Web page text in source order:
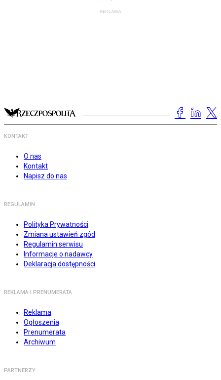
KONTAKT
O nas
Kontakt
Napisz do nas
REGULAMIN
Polityka Prywatności
Zmiana ustawień zgód
Regulamin serwisu
Informacje o nadawcy
Deklaracja dostępności
REKLAMA I PRENUMERATA
Reklama
Ogłoszenia
Prenumerata
Archiwum
PARTNERZY